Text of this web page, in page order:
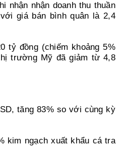
nhận nhận doanh thu thuần
giá bán bình quân là 2,4
tỷ đồng (chiếm khoảng 5%
trường Mỹ đã giảm từ 4,8
tăng 83% so với cùng kỳ
kim ngạch xuất khẩu cá tra